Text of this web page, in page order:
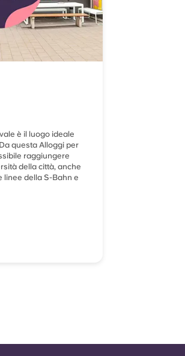
è il luogo ideale
questa Alloggi per
raggiungere
della città, anche
linee della S-Bahn e